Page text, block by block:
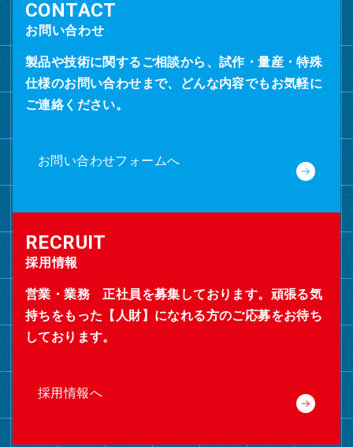
お問い合わせ
製品や技術に関するご相談から、試作・量産・特殊
仕様のお問い合わせまで、どんな内容でもお気軽に
ご連絡ください。
お問い合わせフォームへ
採用情報
営業・業務 正社員を募集しております。頑張る気
持ちをもった【人財】になれる方のご応募をお待ち
しております。
採用情報へ